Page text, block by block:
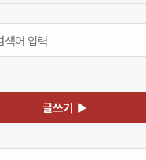
글쓰기 ▶